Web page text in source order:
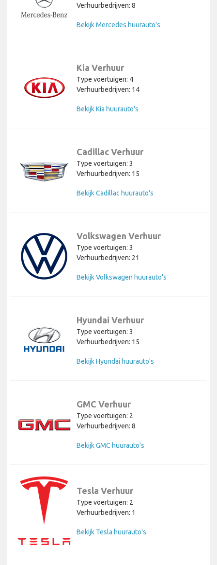
Verhuurbedrijven: 8
Bekijk Mercedes huurauto's
Kia Verhuur
Type voertuigen: 4
Verhuurbedrijven: 14
Bekijk Kia huurauto's
Cadillac Verhuur
Type voertuigen: 3
Verhuurbedrijven: 15
Bekijk Cadillac huurauto's
Volkswagen Verhuur
Type voertuigen: 3
Verhuurbedrijven: 21
Bekijk Volkswagen huurauto's
Hyundai Verhuur
Type voertuigen: 3
Verhuurbedrijven: 15
Bekijk Hyundai huurauto's
GMC Verhuur
Type voertuigen: 2
Verhuurbedrijven: 8
Bekijk GMC huurauto's
Tesla Verhuur
Type voertuigen: 2
Verhuurbedrijven: 1
Bekijk Tesla huurauto's